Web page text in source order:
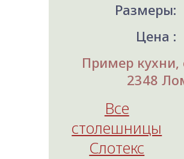
Размеры:
Цена :
Пример
2348
Все
столешницы
Слотекс